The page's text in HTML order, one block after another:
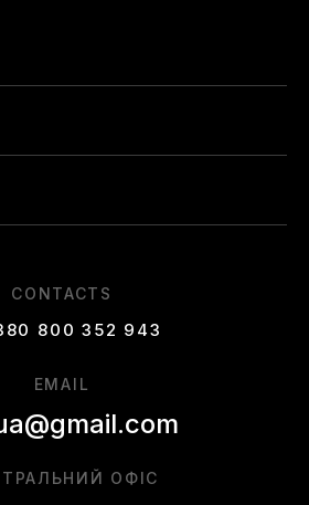
CONTACTS
800 352 943
ОФІС
EMAIL